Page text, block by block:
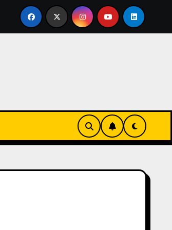
El primer tour de la India Chiquitina